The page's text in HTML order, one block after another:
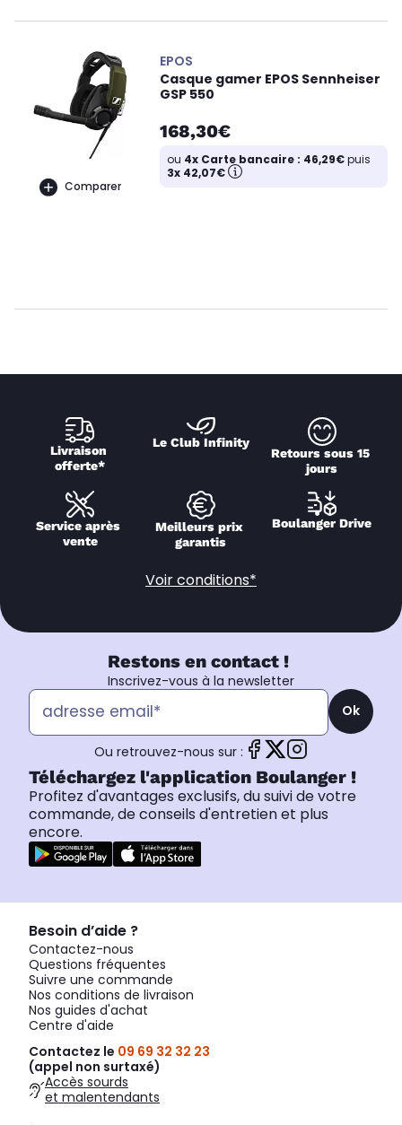
Comparer
EPOS
Casque gamer EPOS Sennheiser
GSP 550
168,30€
ou 4x Carte bancaire : 46,29€puis
3x 42,07€
Livraison
offerte*
Le Club Infinity
Retours sous 15
jours
Service après
vente
Meilleurs prix
garantis
Boulanger Drive
Voir conditions*
Restons en contact !
Inscrivez-vous à la newsletter
Ok
Ou retrouvez-nous sur :
Téléchargez l'application Boulanger !
Profitez d'avantages exclusifs, du suivi de votre
commande, de conseils d'entretien et plus
encore.
Besoin d’aide ?
Contactez-nous
Questions fréquentes
Suivre une commande
Nos conditions de livraison
Nos guides d'achat
Centre d'aide
Contactez le 09 69 32 32 23
(appel non surtaxé)
Accès sourds
et malentendants